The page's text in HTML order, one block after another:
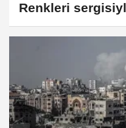
Renkleri
sergileniyor